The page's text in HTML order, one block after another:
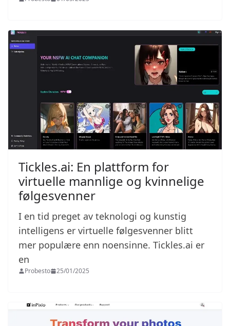
Tickles.ai: En plattform for
virtuelle mannlige og kvinnelige
følgesvenner
I en tid preget av teknologi og kunstig
intelligens er virtuelle følgesvenner blitt
mer populære enn noensinne. Tickles.ai er
en
Probesto 25/01/2025